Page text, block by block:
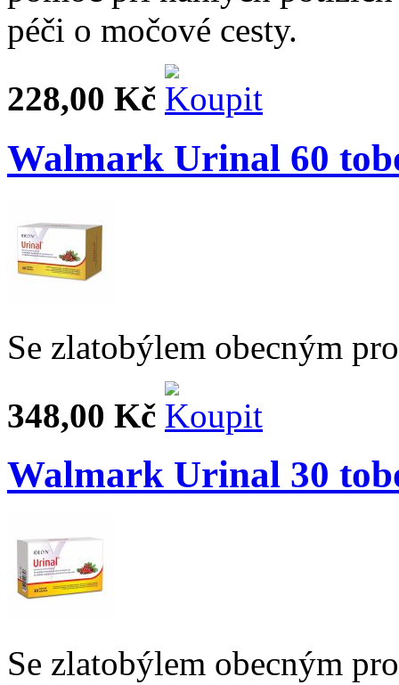
péči o močové cesty.
228,00 Kč
Walmark Urinal 60
Se zlatobýlem obecným
348,00 Kč
Walmark Urinal 30
Se zlatobýlem obecným